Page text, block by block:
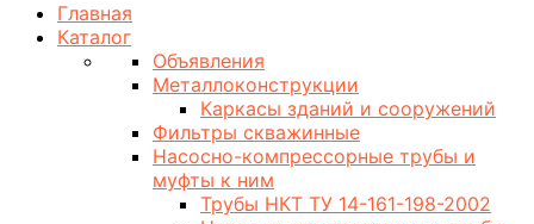
Главная
Каталог
Объявления
Металлоконструкции
Каркасы зданий и сооружений
Фильтры скважинные
Насосно-компрессорные трубы и
муфты к ним
Трубы НКТ ТУ 14-161-198-2002